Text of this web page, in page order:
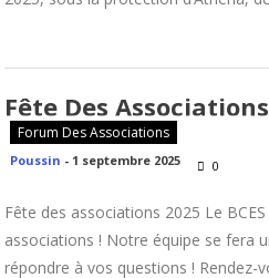
Fête Des
Forum Des Associations
Poussin - 1 septembre 2025 0
Fête des associations 2025 Le
associations ! Notre équipe se fera
répondre à vos questions ! Rendez-